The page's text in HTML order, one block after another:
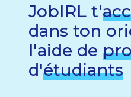
JobIRL t'
dans ton
l'aide de
d'étudiants